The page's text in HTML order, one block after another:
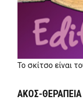
Το σκίτσο είναι
ΑΚΟΣ-